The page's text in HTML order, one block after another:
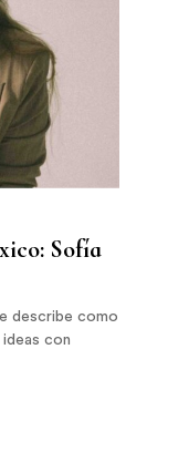
Sofía
describe como
ideas con